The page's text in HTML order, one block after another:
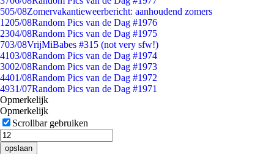
505/08Zomervakantieweerbericht: aanhoudend zomers
1205/08Random Pics van de Dag #1976
2304/08Random Pics van de Dag #1975
703/08VrijMiBabes #315 (not very sfw!)
4103/08Random Pics van de Dag #1974
3002/08Random Pics van de Dag #1973
4401/08Random Pics van de Dag #1972
4931/07Random Pics van de Dag #1971
Opmerkelijk
Opmerkelijk
Scrollbar gebruiken
opslaan